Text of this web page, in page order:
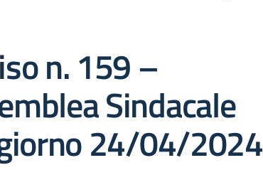
n. 159 –
Sindacale
24/04/2024